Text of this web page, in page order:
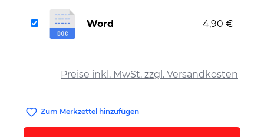
Preise inkl. MwSt. zzgl. Versandkosten
Word 4,90 €
Zum Merkzettel hinzufügen